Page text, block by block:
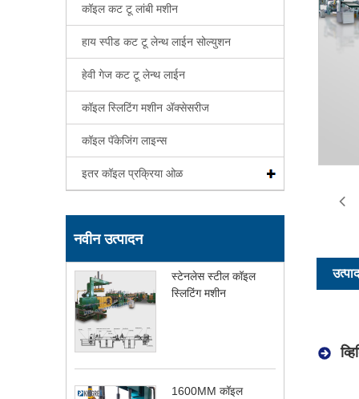
कॉइल कट टू लांबी मशीन
हाय स्पीड कट टू लेन्थ लाईन सोल्युशन
हेवी गेज कट टू लेन्थ लाईन
कॉइल स्लिटिंग मशीन ॲक्सेसरीज
कॉइल पॅकेजिंग लाइन्स
इतर कॉइल प्रक्रिया ओळ
नवीन उत्पादन
स्टेनलेस स्टील कॉइल
स्लिटिंग मशीन
1600MM कॉइल